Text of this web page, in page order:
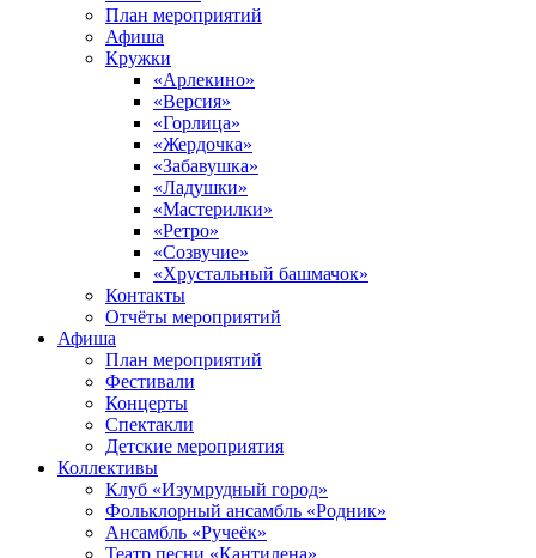
План мероприятий
Афиша
Кружки
«Арлекино»
«Версия»
«Горлица»
«Жердочка»
«Забавушка»
«Ладушки»
«Мастерилки»
«Ретро»
«Созвучие»
«Хрустальный башмачок»
Контакты
Отчёты мероприятий
Афиша
План мероприятий
Фестивали
Концерты
Спектакли
Детские мероприятия
Коллективы
Клуб «Изумрудный город»
Фольклорный ансамбль «Родник»
Ансамбль «Ручеёк»
Театр песни «Кантилена»